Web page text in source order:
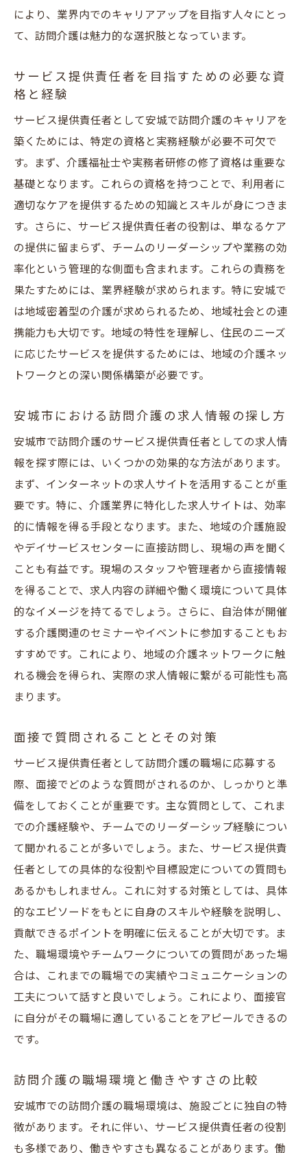
により、業界内でのキャリアアップを目指す人々にとっ
て、訪問介護は魅力的な選択肢となっています。
サービス提供責任者を目指すための必要な資
格と経験
サービス提供責任者として安城で訪問介護のキャリアを
築くためには、特定の資格と実務経験が必要不可欠で
す。まず、介護福祉士や実務者研修の修了資格は重要な
基礎となります。これらの資格を持つことで、利用者に
適切なケアを提供するための知識とスキルが身につきま
す。さらに、サービス提供責任者の役割は、単なるケア
の提供に留まらず、チームのリーダーシップや業務の効
率化という管理的な側面も含まれます。これらの責務を
果たすためには、業界経験が求められます。特に安城で
は地域密着型の介護が求められるため、地域社会との連
携能力も大切です。地域の特性を理解し、住民のニーズ
に応じたサービスを提供するためには、地域の介護ネッ
トワークとの深い関係構築が必要です。
安城市における訪問介護の求人情報の探し方
安城市で訪問介護のサービス提供責任者としての求人情
報を探す際には、いくつかの効果的な方法があります。
まず、インターネットの求人サイトを活用することが重
要です。特に、介護業界に特化した求人サイトは、効率
的に情報を得る手段となります。また、地域の介護施設
やデイサービスセンターに直接訪問し、現場の声を聞く
ことも有益です。現場のスタッフや管理者から直接情報
を得ることで、求人内容の詳細や働く環境について具体
的なイメージを持てるでしょう。さらに、自治体が開催
する介護関連のセミナーやイベントに参加することもお
すすめです。これにより、地域の介護ネットワークに触
れる機会を得られ、実際の求人情報に繋がる可能性も高
まります。
面接で質問されることとその対策
サービス提供責任者として訪問介護の職場に応募する
際、面接でどのような質問がされるのか、しっかりと準
備をしておくことが重要です。主な質問として、これま
での介護経験や、チームでのリーダーシップ経験につい
て聞かれることが多いでしょう。また、サービス提供責
任者としての具体的な役割や目標設定についての質問も
あるかもしれません。これに対する対策としては、具体
的なエピソードをもとに自身のスキルや経験を説明し、
貢献できるポイントを明確に伝えることが大切です。ま
た、職場環境やチームワークについての質問があった場
合は、これまでの職場での実績やコミュニケーションの
工夫について話すと良いでしょう。これにより、面接官
に自分がその職場に適していることをアピールできるの
です。
訪問介護の職場環境と働きやすさの比較
安城市での訪問介護の職場環境は、施設ごとに独自の特
徴があります。それに伴い、サービス提供責任者の役割
も多様であり、働きやすさも異なることがあります。働